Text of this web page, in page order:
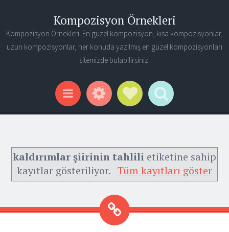
Kompozisyon Örnekleri
Kompozisyon Örnekleri. En güzel kompozisyon, kısa kompozisyonlar,
uzun kompozisyonlar, her konuda yazılmış en güzel kompozisyonları
sitemizde bulabilirsiniz.
Menu WidgetsSocial Links
Search
kaldırımlar şiirinin tahlili etiketine sahip
kayıtlar gösteriliyor. Tüm kayıtları göster